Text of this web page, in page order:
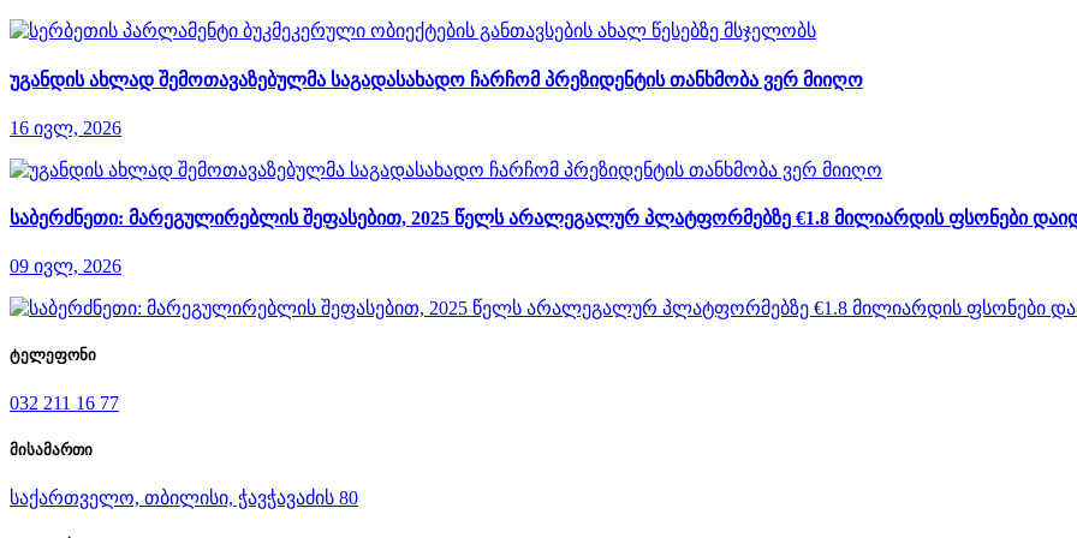
უგანდის ახლად შემოთავაზებულმა საგადასახადო ჩარჩომ პრეზიდენტის თანხმობა ვერ მიიღო
16 ივლ, 2026
საბერძნეთი: მარეგულირებლის შეფასებით, 2025 წელს არალეგალურ პლატფორმებზე €1.8 მილიარდის ფსონები
09 ივლ, 2026
ტელეფონი
032 211 16 77
მისამართი
საქართველო, თბილისი, ჭავჭავაძის 80